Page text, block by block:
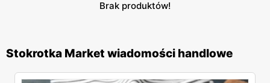
Brak produktów!
Stokrotka Market wiadomości handlowe